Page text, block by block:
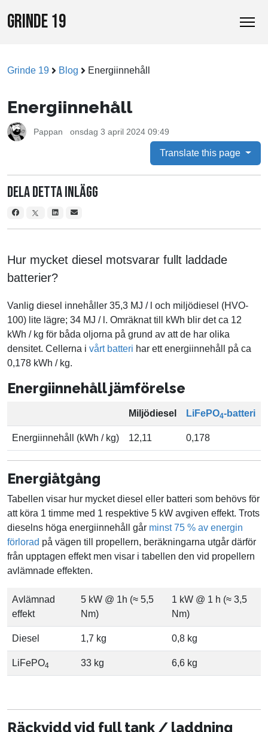
GRINDE 19
Grinde 19 Blog Energiinnehåll
Energiinnehåll
Pappan onsdag 3 april 2024 09:49
Translate this page
Dela detta inlägg
Hur mycket diesel motsvarar fullt laddade
batterier?
Vanlig diesel innehåller 35,3 MJ / l och miljödiesel (HVO-
100) lite lägre; 34 MJ / l. Omräknat till kWh blir det ca 12
kWh / kg för båda oljorna på grund av att de har olika
densitet. Cellerna i vårt batteri har ett energiinnehåll på ca
0,178 kWh / kg.
Energiinnehåll jämförelse
Miljödiesel LiFePO4-batteri
Energiinnehåll (kWh / kg) 12,11 0,178
Energiåtgång
Tabellen visar hur mycket diesel eller batteri som behövs för
att köra 1 timme med 1 respektive 5 kW avgiven effekt. Trots
dieselns höga energiinnehåll går minst 75 % av energin
förlorad på vägen till propellern, beräkningarna utgår därför
från upptagen effekt men visar i tabellen den vid propellern
avlämnade effekten.
Avlämnad
effekt
5 kW @ 1h (≈ 5,5
Nm)
1 kW @ 1 h (≈ 3,5
Nm)
Diesel 1,7 kg 0,8 kg
LiFePO4 33 kg 6,6 kg
Räckvidd vid full tank / laddning